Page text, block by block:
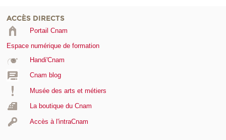
ACCÈS DIRECTS
Portail Cnam
Espace numérique de formation
Handi'Cnam
Cnam blog
Musée des arts et métiers
La boutique du Cnam
Accès à l'intraCnam